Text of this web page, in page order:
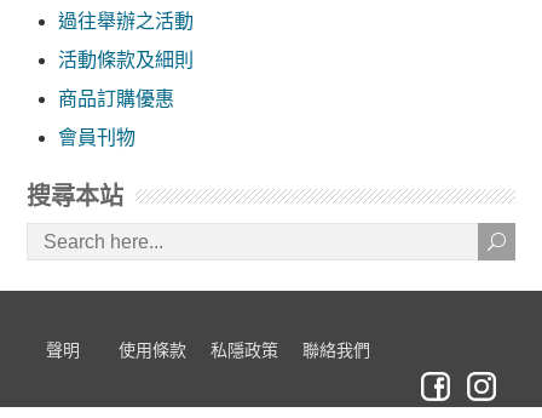
過往舉辦之活動
活動條款及細則
商品訂購優惠
會員刊物
搜尋本站
聲明 使用條款 私隱政策 聯絡我們